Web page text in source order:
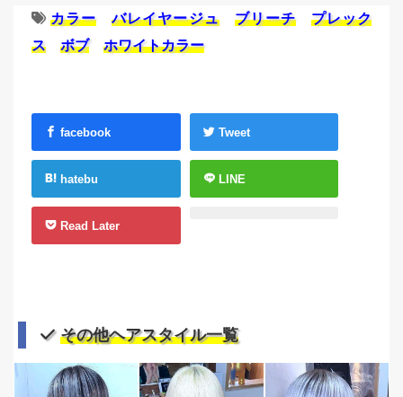
カラー バレイヤージュ ブリーチ
プレック
ス
ボブ ホワイトカラー
facebook Tweet
hatebu LINE
Read Later
その他ヘアスタイル一覧